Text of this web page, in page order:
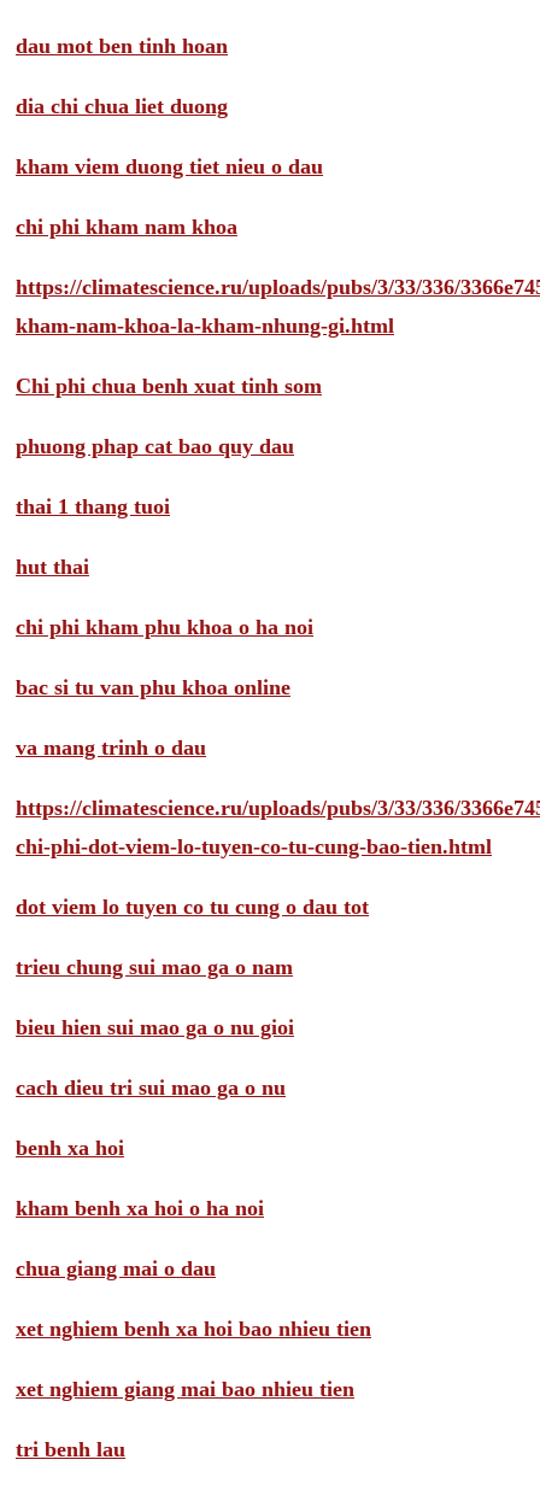
dau mot ben tinh hoan
dia chi chua liet duong
kham viem duong tiet nieu o dau
chi phi kham nam khoa
https://climatescience.ru/uploads/pubs/3/33/336/
kham-nam-khoa-la-kham-nhung-gi.html
Chi phi chua benh xuat tinh som
phuong phap cat bao quy dau
thai 1 thang tuoi
hut thai
chi phi kham phu khoa o ha noi
bac si tu van phu khoa online
va mang trinh o dau
https://climatescience.ru/uploads/pubs/3/33/336/
chi-phi-dot-viem-lo-tuyen-co-tu-cung-bao-tien.html
dot viem lo tuyen co tu cung o dau tot
trieu chung sui mao ga o nam
bieu hien sui mao ga o nu gioi
cach dieu tri sui mao ga o nu
benh xa hoi
kham benh xa hoi o ha noi
chua giang mai o dau
xet nghiem benh xa hoi bao nhieu tien
xet nghiem giang mai bao nhieu tien
tri benh lau